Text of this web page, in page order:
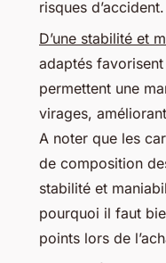
risques d’accident.
D’une stabilité et
adaptés
permettent une
virages,
A noter que les
de composition
stabilité et
pourquoi il faut
points lors de